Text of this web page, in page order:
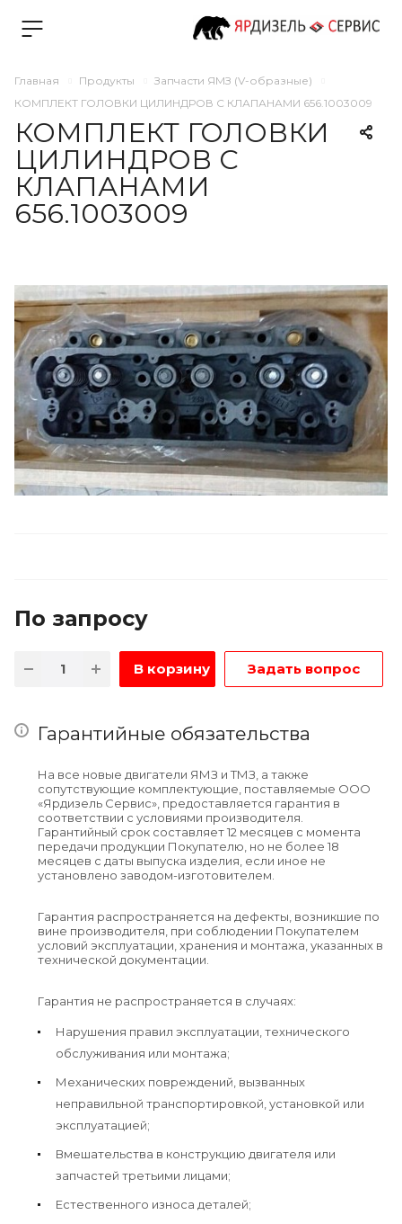
Главная Продукты
Запчасти ЯМЗ (V-образные)
КОМПЛЕКТ ГОЛОВКИ ЦИЛИНДРОВ С КЛАПАНАМИ 656.1003009
КОМПЛЕКТ ГОЛОВКИ
ЦИЛИНДРОВ С
КЛАПАНАМИ
656.1003009
По запросу
В корзину Задать вопрос
Гарантийные обязательства
На все новые двигатели ЯМЗ и ТМЗ, а также
сопутствующие комплектующие, поставляемые ООО
«Ярдизель Сервис», предоставляется гарантия в
соответствии с условиями производителя.
Гарантийный срок составляет 12 месяцев с момента
передачи продукции Покупателю, но не более 18
месяцев с даты выпуска изделия, если иное не
установлено заводом-изготовителем.
Гарантия распространяется на дефекты, возникшие по
вине производителя, при соблюдении Покупателем
условий эксплуатации, хранения и монтажа, указанных в
технической документации.
Гарантия не распространяется в случаях:
Нарушения правил эксплуатации, технического
обслуживания или монтажа;
Механических повреждений, вызванных
неправильной транспортировкой, установкой или
эксплуатацией;
Вмешательства в конструкцию двигателя или
запчастей третьими лицами;
Естественного износа деталей;